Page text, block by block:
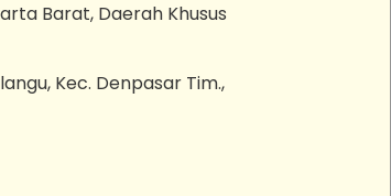
Barat, Daerah Khusus
Kec. Denpasar Tim.,